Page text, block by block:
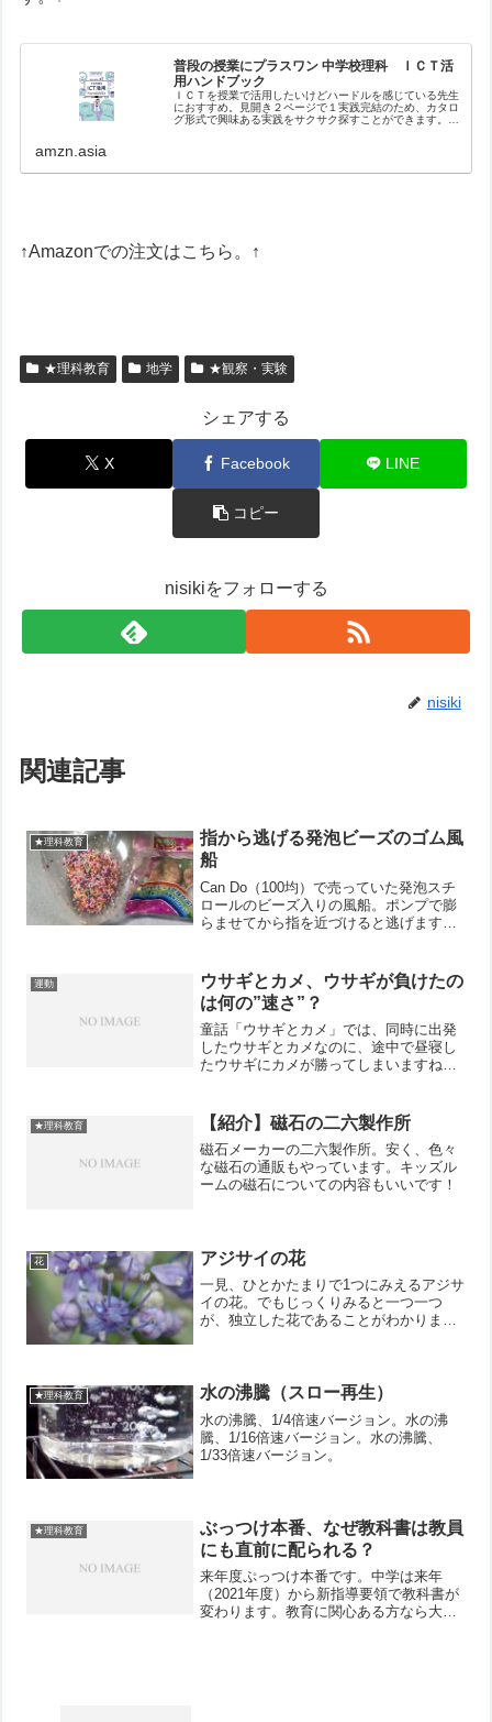
普段の授業にプラスワン 中学校理科 ＩＣＴ活
用ハンドブック
ＩＣＴを授業で活用したいけどハードルを感じている先生
におすすめ。見開き２ページで１実践完結のため、カタロ
グ形式で興味ある実践をサクサク探すことができます。バ
amzn.asia
↑Amazonでの注文はこちら。↑
★理科教育 地学 ★観察・実験
シェアする
X Facebook LINE
コピー
nisikiをフォローする
nisiki
関連記事
★理科教育
指から逃げる発泡ビーズのゴム風
船
Can Do（100均）で売っていた発泡スチ
ロールのビーズ入りの風船。ポンプで膨
らませてから指を近づけると逃げます！
が簡便で、またコンパクトにしまえて便
利です!
運動
ウサギとカメ、ウサギが負けたの
は何の”速さ”？
童話「ウサギとカメ」では、同時に出発
したウサギとカメなのに、途中で昼寝し
たウサギにカメが勝ってしまいますね。
「ウサギが負けたのは、カメの「平均の
速さ」でいいのですか？」小...
★理科教育 【紹介】磁石の二六製作所
磁石メーカーの二六製作所。安く、色々
な磁石の通販もやっています。キッズル
ームの磁石についての内容もいいです！
花 アジサイの花
一見、ひとかたまりで1つにみえるアジサ
イの花。でもじっくりみると一つ一つ
が、独立した花であることがわかりま
★理科教育 水の沸騰（スロー再生）
水の沸騰、1/4倍速バージョン。水の沸
騰、1/16倍速バージョン。水の沸騰、
1/33倍速バージョン。
★理科教育
ぶっつけ本番、なぜ教科書は教員
にも直前に配られる？
来年度ぷっつけ本番です。中学は来年
（2021年度）から新指導要領で教科書が
変わります。教育に関心ある方なら大抵